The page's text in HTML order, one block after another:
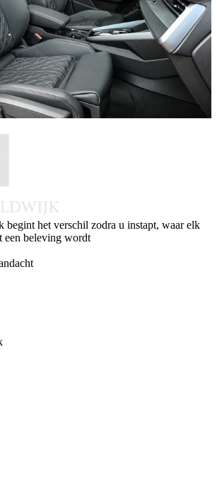
het verschil zodra u instapt, waar elk
een beleving wordt